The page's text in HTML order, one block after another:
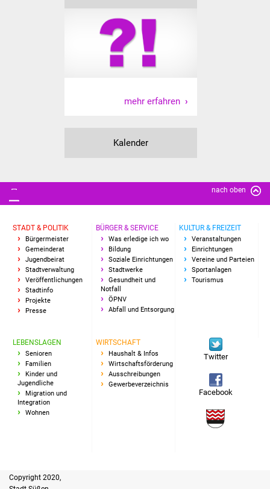
mehr erfahren
Kalender
nach oben
STADT & POLITIK
Bürgermeister
Gemeinderat
Jugendbeirat
Stadtverwaltung
Veröffentlichungen
Stadtinfo
Projekte
Presse
BÜRGER & SERVICE
Was erledige ich wo
Bildung
Soziale Einrichtungen
Stadtwerke
Gesundheit und
Notfall
ÖPNV
Abfall und Entsorgung
KULTUR & FREIZEIT
Veranstaltungen
Einrichtungen
Vereine und Parteien
Sportanlagen
Tourismus
LEBENSLAGEN
Senioren
Familien
Kinder und
Jugendliche
Migration und
Integration
Wohnen
WIRTSCHAFT
Haushalt & Infos
Wirtschaftsförderung
Ausschreibungen
Gewerbeverzeichnis
Twitter
Facebook
Copyright 2020,